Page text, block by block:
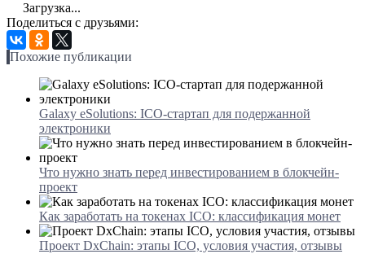
Загрузка...
Поделиться с друзьями:
Похожие публикации
Galaxy eSolutions: ICO-стартап для подержанной
электроники
Что нужно знать перед инвестированием в блокчейн-
проект
Как заработать на токенах ICO: классификация монет
Проект DxChain: этапы ICO, условия участия, отзывы